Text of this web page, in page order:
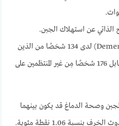
الذاتي عن استهلاك الجبن.
ظهَرت أعراض الخرف (Dementia) لدى 134 شخصًا من الذين
يتناولون الجبن بانتظام، مقابل 176 شخصًا مِن غير المنتظمين على
وصحة الدماغ قد يكون بينهما
ارتباط إيجابي، فقد انخفض حدوث الخرف بنسبة 1.06 نقطة مئوية.